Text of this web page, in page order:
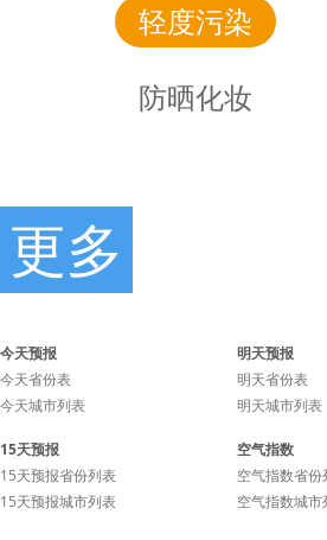
轻度污染
防晒化妆
化妆
天气炎热，易出汗，建
用防脱水防晒指数高的
品，经常补粉。
更多
时景
今天预报
今天省份表
今天城市列表
明天预报
明天省份表
明天城市列表
15天预报
15天预报省份列表
15天预报城市列表
空气指数
空气指数省份
空气指数城市